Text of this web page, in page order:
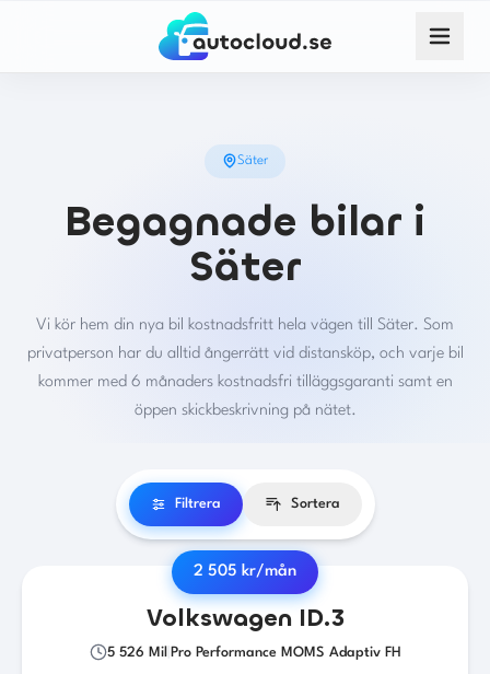
Säter
Begagnade bilar i
Säter
Vi kör hem din nya bil kostnadsfritt hela vägen till Säter. Som
privatperson har du alltid ångerrätt vid distansköp, och varje bil
kommer med 6 månaders kostnadsfri tilläggsgaranti samt en
öppen skickbeskrivning på nätet.
Filtrera Sortera
2 505 kr/mån
Volkswagen ID.3
5 526 Mil Pro Performance MOMS Adaptiv FH